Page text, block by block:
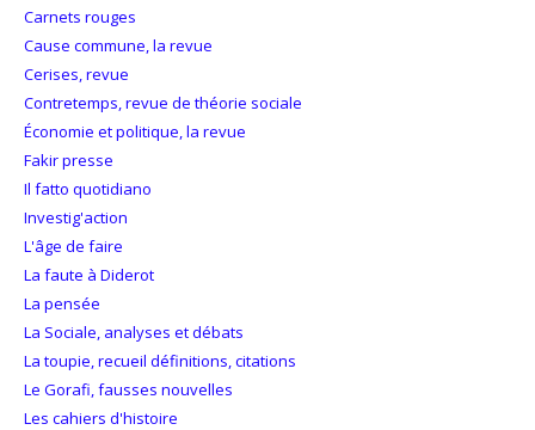
Carnets rouges
Cause commune, la revue
Cerises, revue
Contretemps, revue de théorie sociale
Économie et politique, la revue
Fakir presse
Il fatto quotidiano
Investig'action
L'âge de faire
La faute à Diderot
La pensée
La Sociale, analyses et débats
La toupie, recueil définitions, citations
Le Gorafi, fausses nouvelles
Les cahiers d'histoire